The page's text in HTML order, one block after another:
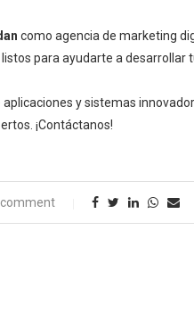
como agencia de marketing
para ayudarte a desarrollar
y sistemas
¡Contáctanos!